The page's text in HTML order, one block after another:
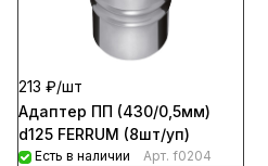
213 ₽/шт
Адаптер ПП (430/0,5мм)
d125 FERRUM (8шт/уп)
Есть в наличии Арт. f0204